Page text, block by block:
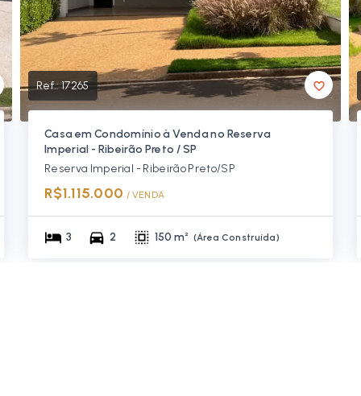
Ref.:17265
Casa em Condomínio à Venda no Reserva
Imperial - Ribeirão Preto / SP
Reserva Imperial - Ribeirão Preto/SP
R$1.115.000 / VENDA
3 2 150 m² (Área Construída)